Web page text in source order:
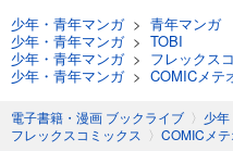
少年・青年マンガ> 青年マンガ
少年・青年マンガ> TOBI
少年・青年マンガ> フレックス
少年・青年マンガ> COMICメテ
電子書籍・漫画 ブックライブ 〉 少
フレックスコミックス 〉 COMICメテ